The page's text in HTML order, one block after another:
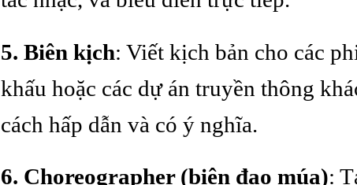
5. Biên kịch: Viết kịch bản cho các
khấu hoặc các dự án truyền thông
cách hấp dẫn và có ý nghĩa.
6. Choreographer (biên đạo múa):